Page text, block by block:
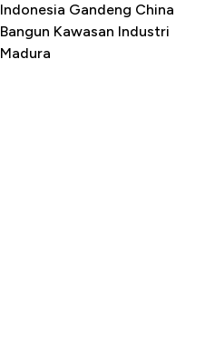
Indonesia Gandeng China
Bangun Kawasan Industri
Madura